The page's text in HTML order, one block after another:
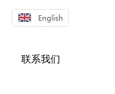
h
联系我们